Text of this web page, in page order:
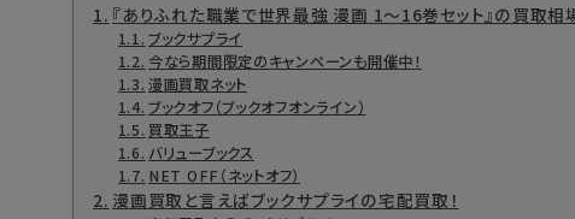
『ありふれた職業で世界最強 漫画 1～16巻セット』の買取
ブックサプライ
今なら期間限定のキャンペーンも開催中！
漫画買取ネット
ブックオフ（ブックオフオンライン）
買取王子
バリューブックス
NET OFF（ネットオフ）
漫画買取と言えばブックサプライの宅配買取！